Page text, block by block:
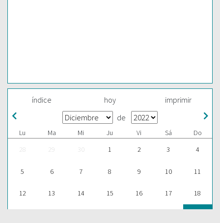
índice hoy imprimir
de
Lu Ma Mi Ju Vi Sá
Do
28
29 30 1 2 3 4
5 6 7 8 9 10 11
12 13 14 15 16 17 18